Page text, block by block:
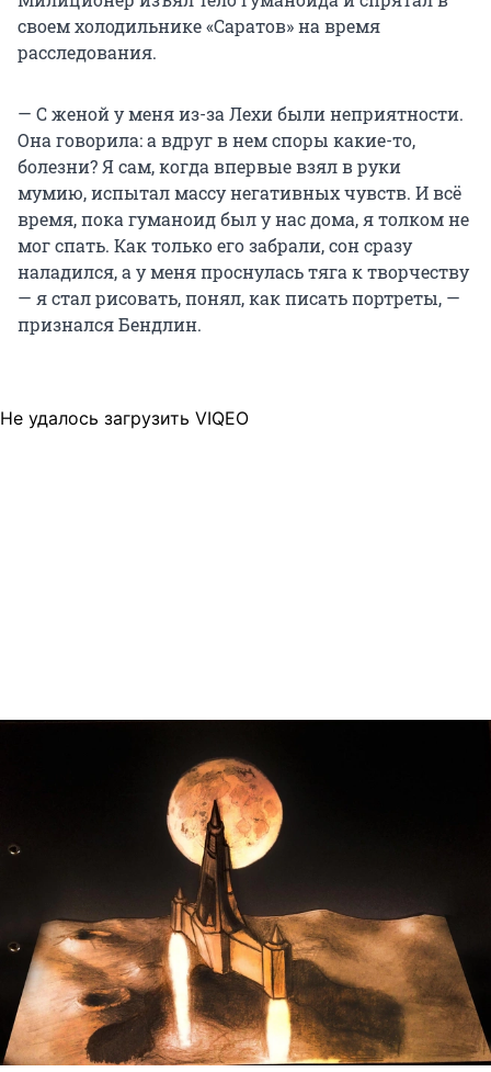
своем холодильнике «Саратов» на время
расследования.
— С женой у меня из-за Лехи были неприятности.
Она говорила: а вдруг в нем споры какие-то,
болезни? Я сам, когда впервые взял в руки
мумию, испытал массу негативных чувств. И всё
время, пока гуманоид был у нас дома, я толком не
мог спать. Как только его забрали, сон сразу
наладился, а у меня проснулась тяга к творчеству
— я стал рисовать, понял, как писать портреты, —
признался Бендлин.
Не удалось загрузить VIQEO